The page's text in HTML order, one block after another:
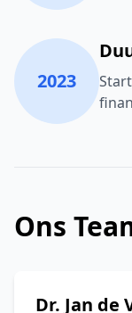
2023
Ons
Dr. Jan de